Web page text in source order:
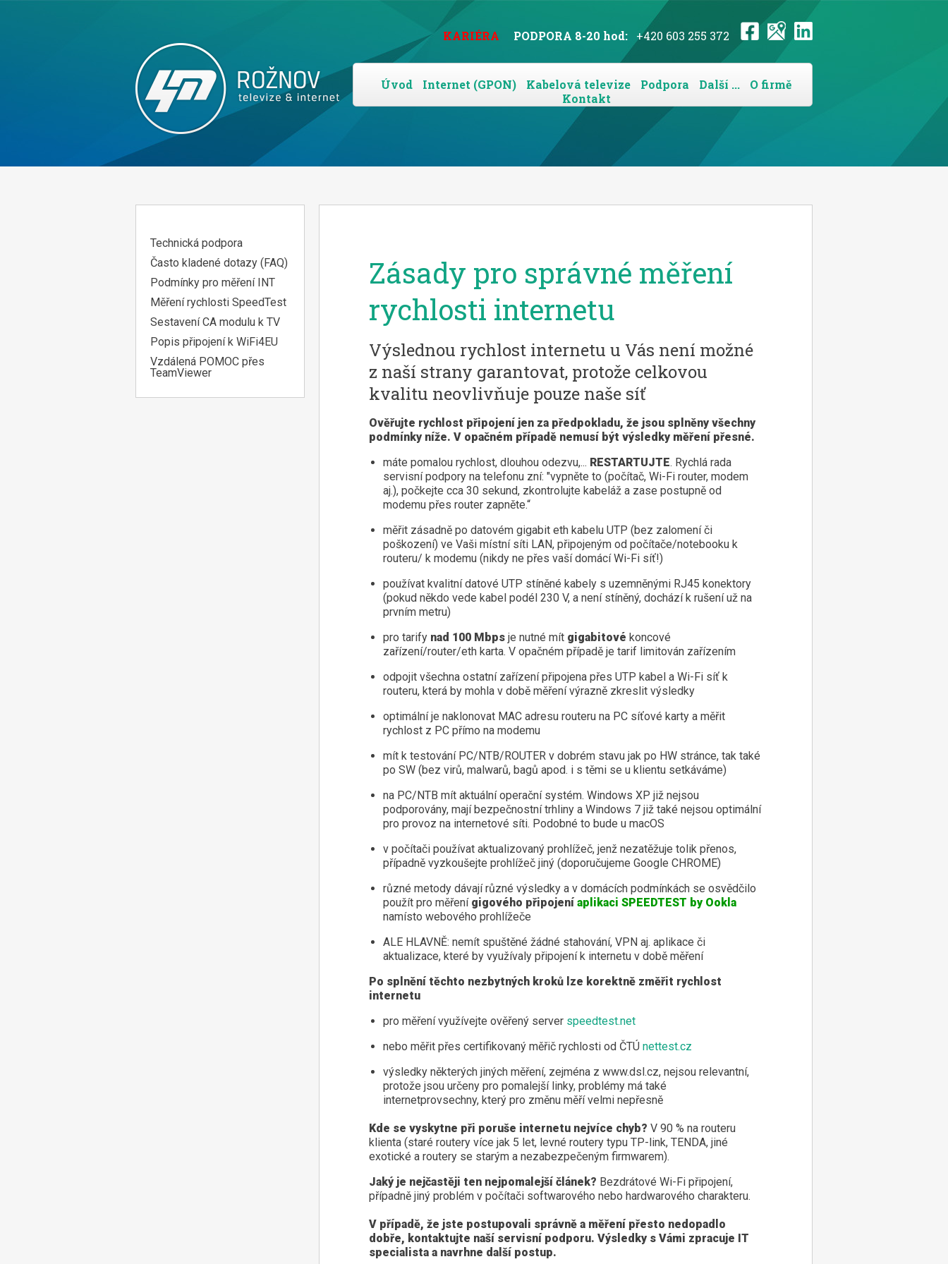
KARIÉRA PODPORA 8-20 hod: +420 603 255 372
Úvod Internet (GPON) Kabelová televize Podpora Další ...
O firmě
Kontakt
Technická podpora
Často kladené dotazy (FAQ)
Podmínky pro měření INT
Měření rychlosti SpeedTest
Sestavení CA modulu k TV
Popis připojení k WiFi4EU
Vzdálená POMOC přes
TeamViewer
Zásady pro správné měření
rychlosti internetu
Výslednou rychlost internetu u Vás není možné
z naší strany garantovat, protože celkovou
kvalitu neovlivňuje pouze naše síť
Ověřujte rychlost připojení jen za předpokladu, že jsou splněny všechny
podmínky níže. V opačném případě nemusí být výsledky měření přesné.
máte pomalou rychlost, dlouhou odezvu,... RESTARTUJTE. Rychlá rada
servisní podpory na telefonu zní: "vypněte to (počítač, Wi-Fi router, modem
aj.), počkejte cca 30 sekund, zkontrolujte kabeláž a zase postupně od
modemu přes router zapněte.“
měřit zásadně po datovém gigabit eth kabelu UTP (bez zalomení či
poškození) ve Vaši místní síti LAN, připojeným od počítače/notebooku k
routeru/ k modemu (nikdy ne přes vaší domácí Wi-Fi síť!)
používat kvalitní datové UTP stíněné kabely s uzemněnými RJ45 konektory
(pokud někdo vede kabel podél 230 V, a není stíněný, dochází k rušení už na
prvním metru)
pro tarify nad 100 Mbps je nutné mít gigabitové koncové
zařízení/router/eth karta. V opačném případě je tarif limitován zařízením
odpojit všechna ostatní zařízení připojena přes UTP kabel a Wi-Fi síť k
routeru, která by mohla v době měření výrazně zkreslit výsledky
optimální je naklonovat MAC adresu routeru na PC síťové karty a měřit
rychlost z PC přímo na modemu
mít k testování PC/NTB/ROUTER v dobrém stavu jak po HW stránce, tak také
po SW (bez virů, malwarů, bagů apod. i s těmi se u klientu setkáváme)
na PC/NTB mít aktuální operační systém. Windows XP již nejsou
podporovány, mají bezpečnostní trhliny a Windows 7 již také nejsou optimální
pro provoz na internetové síti. Podobné to bude u macOS
v počítači používat aktualizovaný prohlížeč, jenž nezatěžuje tolik přenos,
případně vyzkoušejte prohlížeč jiný (doporučujeme Google CHROME)
různé metody dávají různé výsledky a v domácích podmínkách se osvědčilo
použít pro měření gigového připojení aplikaci SPEEDTEST by Ookla
namísto webového prohlížeče
ALE HLAVNĚ: nemít spuštěné žádné stahování, VPN aj. aplikace či
aktualizace, které by využívaly připojení k internetu v době měření
Po splnění těchto nezbytných kroků lze korektně změřit rychlost
internetu
pro měření využívejte ověřený server speedtest.net
nebo měřit přes certifikovaný měřič rychlosti od ČTÚ nettest.cz
výsledky některých jiných měření, zejména z www.dsl.cz, nejsou relevantní,
protože jsou určeny pro pomalejší linky, problémy má také
internetprovsechny, který pro změnu měří velmi nepřesně
Kde se vyskytne při poruše internetu nejvíce chyb? V 90 % na routeru
klienta (staré routery více jak 5 let, levné routery typu TP-link, TENDA, jiné
exotické a routery se starým a nezabezpečeným firmwarem).
Jaký je nejčastěji ten nejpomalejší článek? Bezdrátové Wi-Fi připojení,
případně jiný problém v počítači softwarového nebo hardwarového charakteru.
V případě, že jste postupovali správně a měření přesto nedopadlo
dobře, kontaktujte naší servisní podporu. Výsledky s Vámi zpracuje IT
specialista a navrhne další postup.